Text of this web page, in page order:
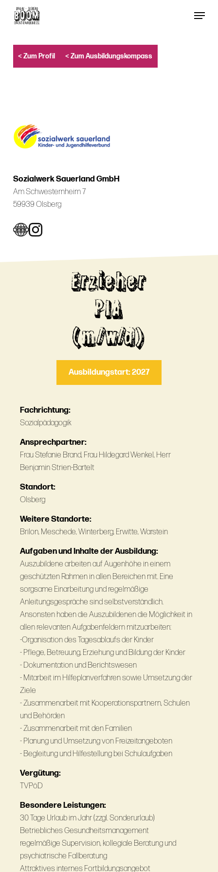
content
Menu
< Zum Profil < Zum Ausbildungskompass
Sozialwerk Sauerland GmbH
Am Schwesternheim 7
59939 Olsberg
Erzieher
PIA
(m/w/d)
Ausbildungstart: 2027
Fachrichtung:
Sozialpädagogik
Ansprechpartner:
Frau Stefanie Brand, Frau Hildegard Wenkel, Herr
Benjamin Strien-Bartelt
Standort:
Olsberg
Weitere Standorte:
Brilon, Meschede, Winterberg, Erwitte, Warstein
Aufgaben und Inhalte der Ausbildung:
Auszubildene arbeiten auf Augenhöhe in einem
geschützten Rahmen in allen Bereichen mit. Eine
sorgsame Einarbeitung und regelmäßige
Anleitungsgespräche sind selbstverständlich.
Ansonsten haben die Auszubildenen die Möglichkeit in
allen relevanten Aufgabenfeldern mitzuarbeiten:
-Organisation des Tagesablaufs der Kinder
- Pflege, Betreuung, Erziehung und Bildung der Kinder
- Dokumentation und Berichtswesen
- Mitarbeit im Hilfeplanverfahren sowie Umsetzung der
Ziele
- Zusammenarbeit mit Kooperationspartnern, Schulen
und Behörden
- Zusammenarbeit mit den Familien
- Planung und Umsetzung von Freizeitangeboten
- Begleitung und Hilfestellung bei Schulaufgaben
Vergütung:
TVPöD
Besondere Leistungen:
30 Tage Urlaub im Jahr (zzgl. Sonderurlaub)
Betriebliches Gesundheitsmanagement
regelmäßige Supervision, kollegiale Beratung und
psychiatrische Fallberatung
Attraktives internes Fortbildungsangebot